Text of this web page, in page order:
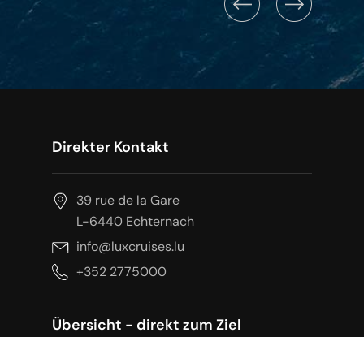
Direkter Kontakt
39 rue de la Gare
L-6440 Echternach
info@luxcruises.lu
+352 2775000
Übersicht - direkt zum Ziel